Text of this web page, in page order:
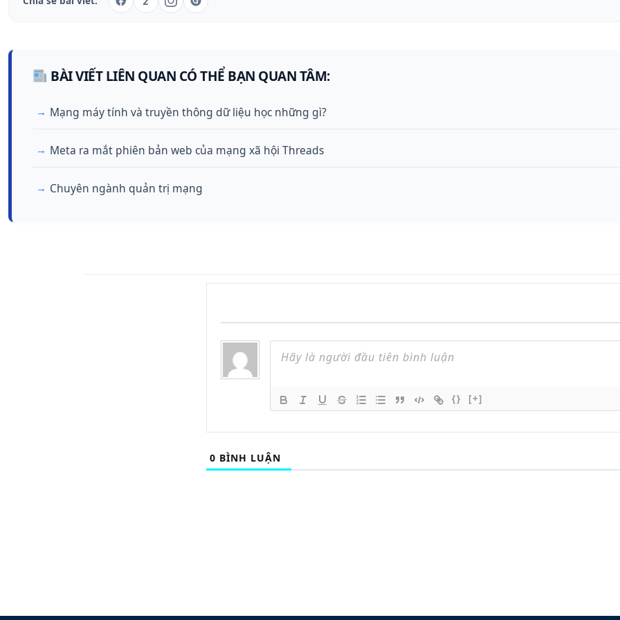
BÀI VIẾT LIÊN QUAN CÓ THỂ BẠN QUAN TÂM:
Mạng máy tính và truyền thông dữ liệu học những gì?
Meta ra mắt phiên bản web của mạng xã hội Threads
Chuyên ngành quản trị mạng
{} [+]
0 BÌNH LUẬN